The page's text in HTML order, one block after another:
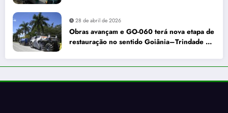
28 de abril de 2026
Obras avançam e GO-060 terá nova etapa de
restauração no sentido Goiânia–Trindade a